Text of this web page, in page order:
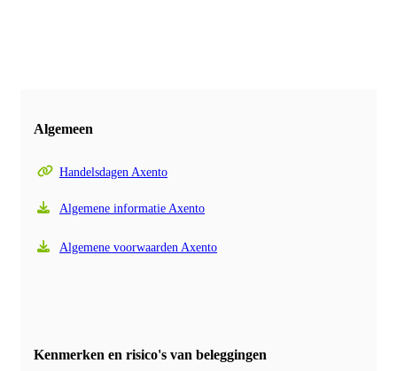
Algemeen
Handelsdagen Axento
Algemene informatie Axento
Algemene voorwaarden Axento
Kenmerken en risico's van beleggingen